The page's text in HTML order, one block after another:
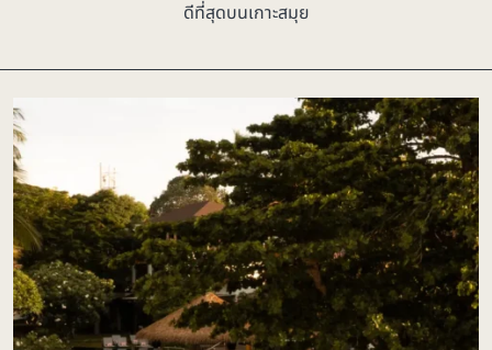
ดีที่สุดบนเกาะสมุย